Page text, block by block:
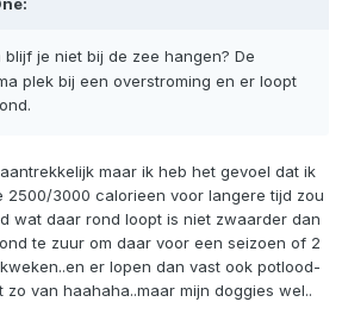
je niet bij de zee hangen? De
plek bij een overstroming en er loopt
maar ik heb het gevoel dat ik
2500/3000 calorieen voor langere tijd zou
wat daar rond loopt is niet zwaarder dan
te zuur om daar voor een seizoen of 2
er lopen dan vast ook potlood-
zo van haahaha..maar mijn doggies wel..